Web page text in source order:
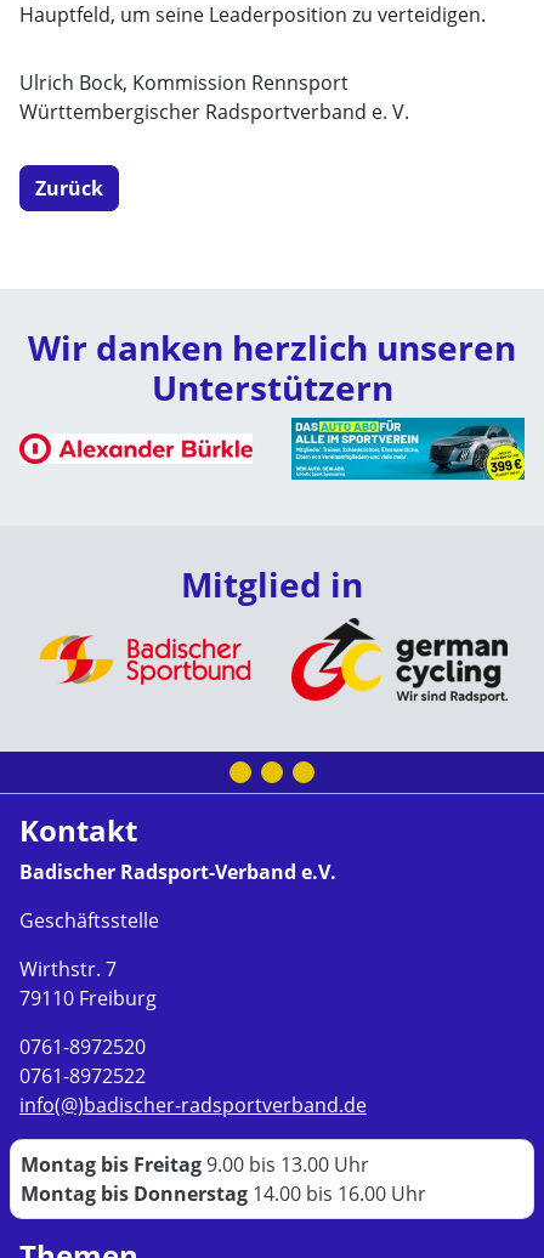
Hauptfeld, um seine Leaderposition zu verteidigen.
Ulrich Bock, Kommission Rennsport
Württembergischer Radsportverband e. V.
Zurück
Wir danken herzlich unseren
Unterstützern
Mitglied in
Kontakt
Badischer Radsport-Verband e.V.
Geschäftsstelle
Wirthstr. 7
79110 Freiburg
0761-8972520
0761-8972522
info(@)badischer-radsportverband.de
Montag bis Freitag9.00 bis 13.00 Uhr
Montag bis Donnerstag 14.00 bis 16.00 Uhr